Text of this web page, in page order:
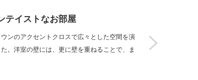
テイストなお部屋
ンのアクセントクロスで広々とした空間を演
。洋室の壁には、更に壁を重ねることで、ま